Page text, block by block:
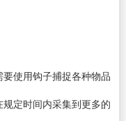
使用钩子捕捉各种物品
定时间内采集到更多的